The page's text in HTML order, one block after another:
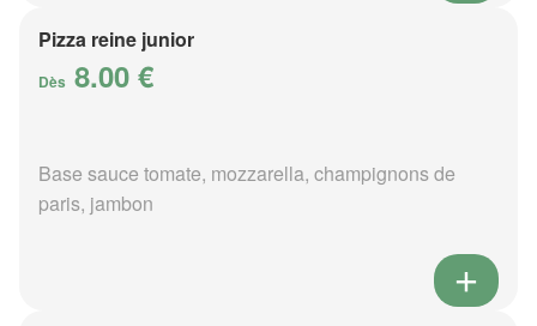
Pizza reine junior
Dès 8.00 €
Base sauce tomate, mozzarella, champignons de
paris, jambon